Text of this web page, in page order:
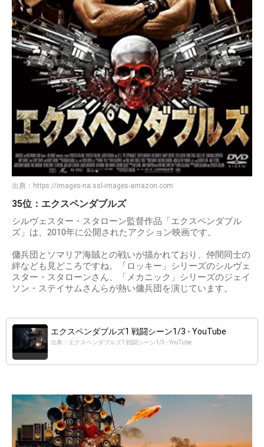
出典： https://images-na.ssl-images-amazon.com
35位：エクスペンダブルズ
シルヴェスター・スタローン監督作品「エクスペンダブル
ズ」は、2010年に公開されたアクション映画です。
傭兵団とソマリア海賊との戦いが描かれており、仲間同士の
絆なども見どころですね。「ロッキー」シリーズのシルヴェ
スター・スタローンさん、「メカニック」シリーズのジェイ
ソン・ステイサムさんらが熱い傭兵団を演じています。
エクスペンダブルズ1 戦闘シーン1/3 - YouTube
出典：エクスペンダブルズ1 戦闘シーン1/3 - YouTube